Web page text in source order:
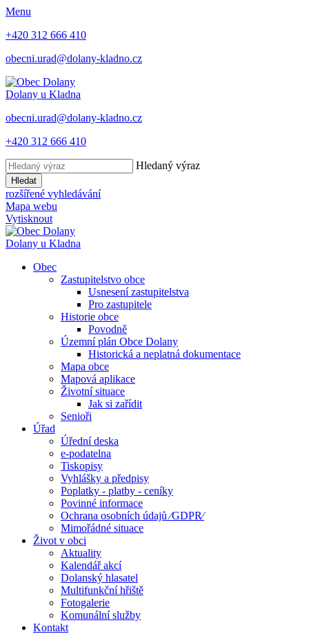
Menu
+420 312 666 410
obecni.urad@dolany-kladno.cz
Dolany u Kladna
obecni.urad@dolany-kladno.cz
+420 312 666 410
Hledaný výraz
Hledat
rozšířené vyhledávání
Mapa webu
Vytisknout
Dolany u Kladna
Obec
Zastupitelstvo obce
Usnesení zastupitelstva
Pro zastupitele
Historie obce
Povodně
Územní plán Obce Dolany
Historická a neplatná dokumentace
Mapa obce
Mapová aplikace
Životní situace
Jak si zařídit
Senioři
Úřad
Úřední deska
e-podatelna
Tiskopisy
Vyhlášky a předpisy
Poplatky - platby - ceníky
Povinné informace
Ochrana osobních údajů ⁄GDPR⁄
Mimořádné situace
Život v obci
Aktuality
Kalendář akcí
Dolanský hlasatel
Multifunkční hřiště
Fotogalerie
Komunální služby
Kontakt